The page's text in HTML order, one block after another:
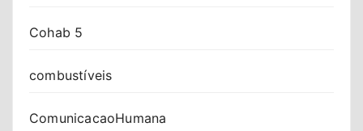
Cohab 5
combustíveis
ComunicacaoHumana